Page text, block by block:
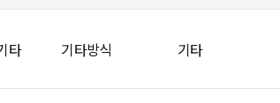
타 기타방식 기타